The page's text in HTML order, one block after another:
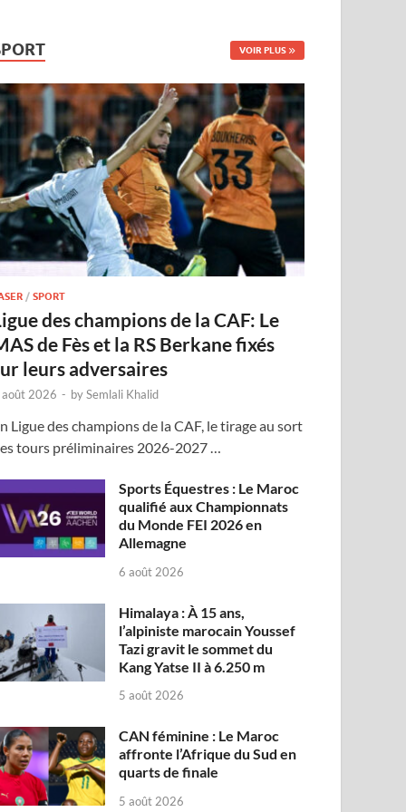
VOIR PLUS
/SPORT
des champions de la CAF: Le
de Fès et la RS Berkane fixés
leurs adversaires
2026 - bySemlali Khalid
Ligue des champions de la CAF, le tirage au sort
tours préliminaires 2026-2027 …
Sports Équestres : Le Maroc
qualifié aux Championnats
du Monde FEI 2026 en
Allemagne
6 août 2026
Himalaya : À 15 ans,
l’alpiniste marocain Youssef
Tazi gravit le sommet du
Kang Yatse II à 6.250 m
5 août 2026
CAN féminine : Le Maroc
affronte l’Afrique du Sud en
quarts de finale
5 août 2026